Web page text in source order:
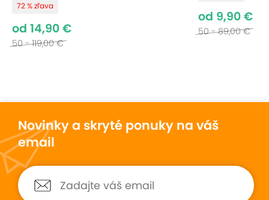
72 % zľava
od 14,90 €
50 - 119,00 €
od 9,90 €
50 - 89,00 €
Novinky a skryté ponuky na váš
email